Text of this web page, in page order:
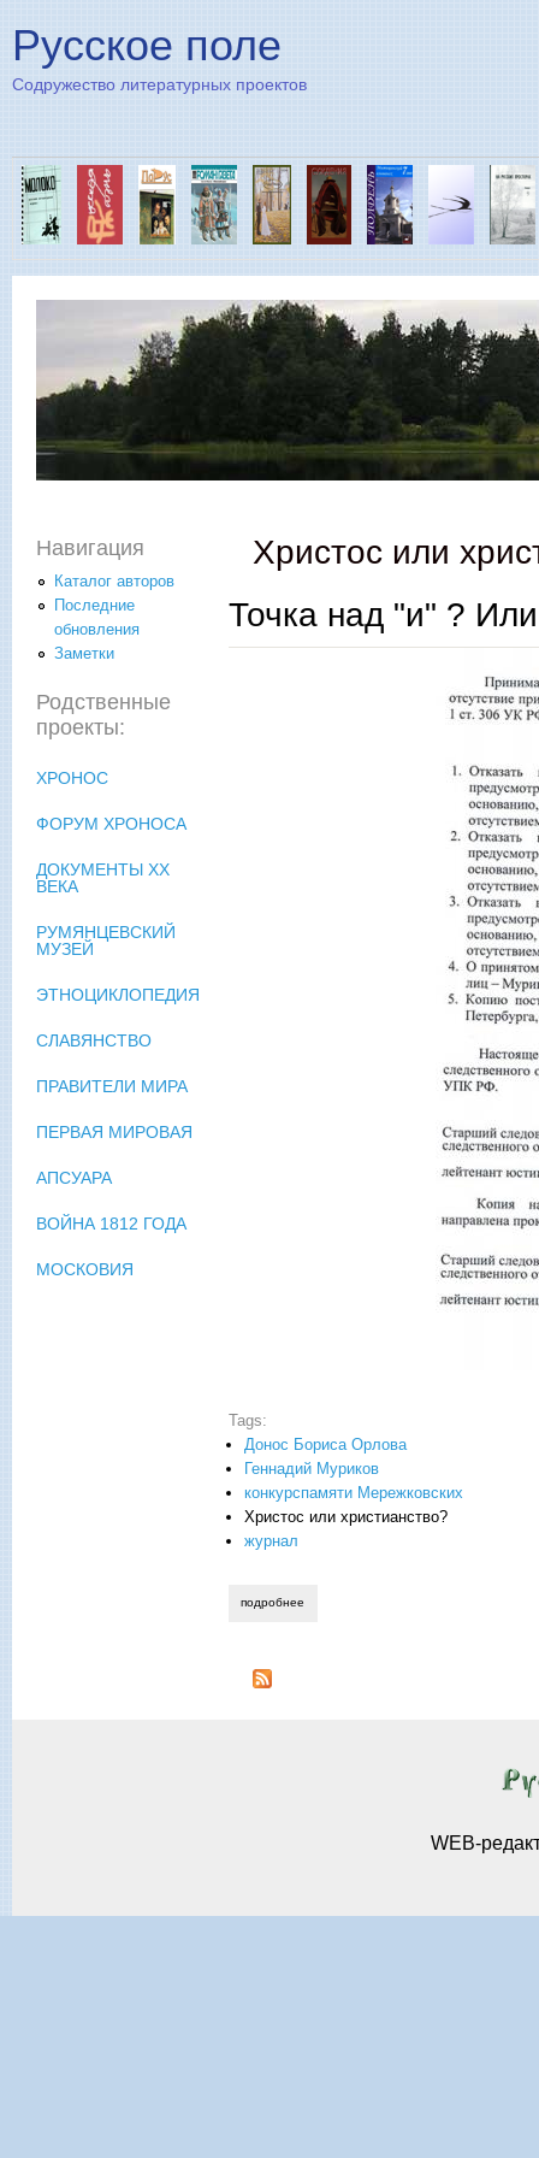
Русское поле
Содружество литературных проектов
Христос или
Точка над "и" ?
Tags:
Донос Бориса Орлова
Геннадий Муриков
конкурспамяти Мережковских
Христос или христианство?
журнал
подробнее
Навигация
Каталог авторов
Последние
обновления
Заметки
Родственные
проекты:
ХРОНОС
ФОРУМ ХРОНОСА
ДОКУМЕНТЫ XX
ВЕКА
РУМЯНЦЕВСКИЙ
МУЗЕЙ
ЭТНОЦИКЛОПЕДИЯ
СЛАВЯНСТВО
ПРАВИТЕЛИ МИРА
ПЕРВАЯ МИРОВАЯ
АПСУАРА
ВОЙНА 1812 ГОДА
МОСКОВИЯ
WEB-